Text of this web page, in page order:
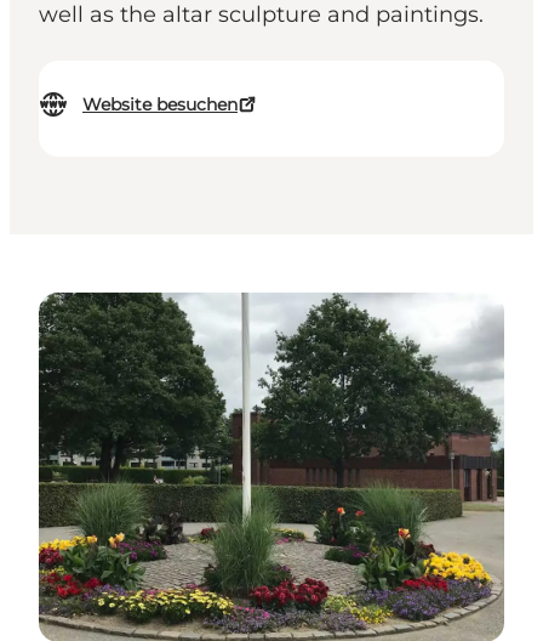
well as the altar sculpture and paintings.
Website besuchen